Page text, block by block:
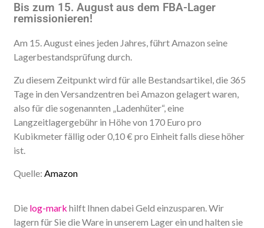
Bis zum 15. August aus dem FBA-Lager
remissionieren!
Am 15. August eines jeden Jahres, führt Amazon seine
Lagerbestandsprüfung durch.
Zu diesem Zeitpunkt wird für alle Bestandsartikel, die 365
Tage in den Versandzentren bei Amazon gelagert waren,
also für die sogenannten „Ladenhüter“, eine
Langzeitlagergebühr in Höhe von 170 Euro pro
Kubikmeter fällig oder 0,10 € pro Einheit falls diese höher
ist.
Quelle:Amazon
Die log-mark hilft Ihnen dabei Geld einzusparen. Wir
lagern für Sie die Ware in unserem Lager ein und halten sie